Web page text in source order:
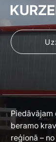
Piedāvājam
beramo
reģionā –